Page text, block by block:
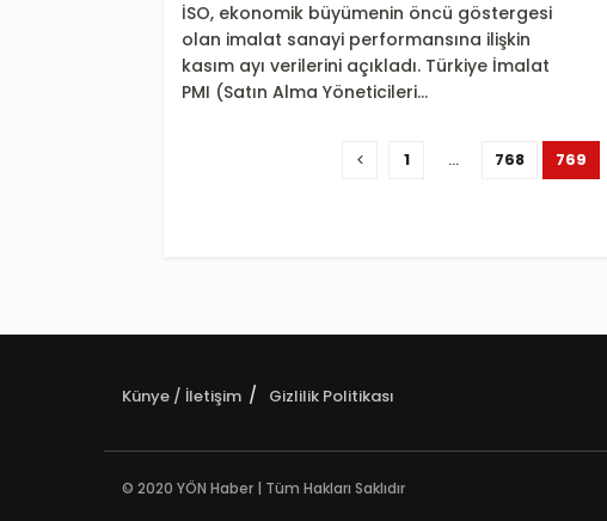
İSO, ekonomik büyümenin öncü göstergesi
olan imalat sanayi performansına ilişkin
kasım ayı verilerini açıkladı. Türkiye İmalat
PMI (Satın Alma Yöneticileri...
1 … 768 769
Künye / İletişim Gizlilik Politikası
© 2020 YÖN Haber | Tüm Hakları Saklıdır